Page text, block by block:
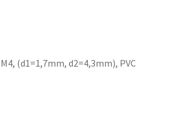
(d1=1,7mm, d2=4,3mm), PVC